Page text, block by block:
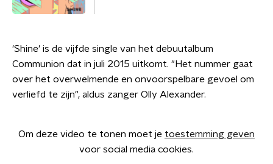
'Shine' is de vijfde single van het debuutalbum
Communion dat in juli 2015 uitkomt. "Het nummer gaat
over het overwelmende en onvoorspelbare gevoel om
verliefd te zijn", aldus zanger Olly Alexander.
Om deze video te tonen moet je toestemming geven
voor social media cookies.